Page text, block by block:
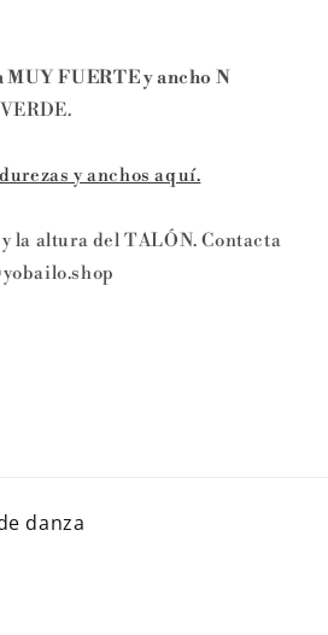
MUY FUERTE y ancho N
y anchos aquí.
la altura del TALÓN. Contacta
danza